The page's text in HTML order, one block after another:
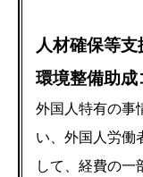
人材確保等
環境整備助成
外国人特有の事
い、外国人労働
して、経費の一